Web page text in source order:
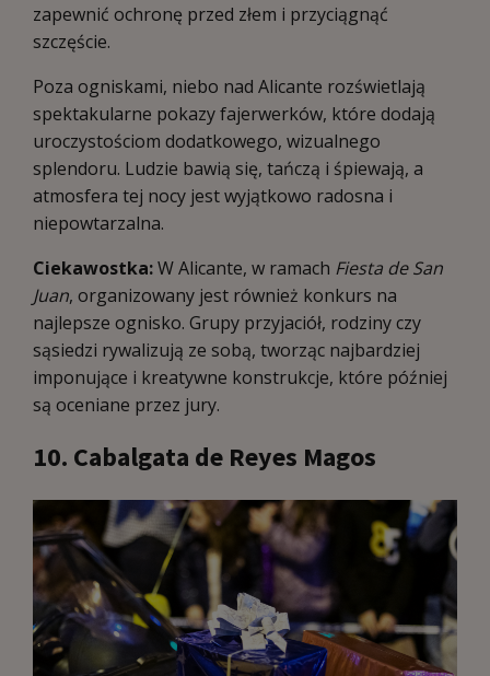
zapewnić ochronę przed złem i przyciągnąć
szczęście.
Poza ogniskami, niebo nad Alicante rozświetlają
spektakularne pokazy fajerwerków, które dodają
uroczystościom dodatkowego, wizualnego
splendoru. Ludzie bawią się, tańczą i śpiewają, a
atmosfera tej nocy jest wyjątkowo radosna i
niepowtarzalna.
Ciekawostka:W Alicante, w ramach Fiesta de San
Juan, organizowany jest również konkurs na
najlepsze ognisko. Grupy przyjaciół, rodziny czy
sąsiedzi rywalizują ze sobą, tworząc najbardziej
imponujące i kreatywne konstrukcje, które później
są oceniane przez jury.
10. Cabalgata de Reyes Magos